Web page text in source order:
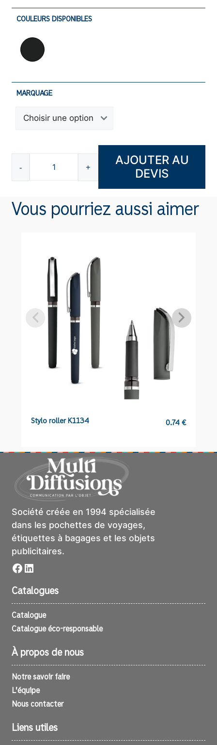
COULEURS DISPONIBLES
MARQUAGE
-
quantité
de
stylos
+
AJOUTER AU
DEVIS
Vous pourriez aussi aimer
Stylo roller K1134 0.74€
Société créée en 1994 spécialisée
dans les pochettes de voyages,
étiquettes à bagages et les objets
publicitaires.
Facebook
LinkedIn
Catalogues
Catalogue
Catalogue éco-responsable
À propos de nous
Notre savoir faire
L’équipe
Nous contacter
Liens utiles